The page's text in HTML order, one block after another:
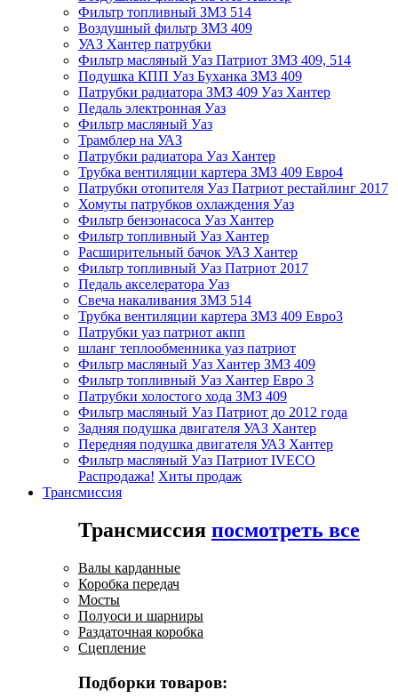
Фильтр топливный ЗМЗ 514
Воздушный фильтр ЗМЗ 409
УАЗ Хантер патрубки
Фильтр масляный Уаз Патриот ЗМЗ 409, 514
Подушка КПП Уаз Буханка ЗМЗ 409
Патрубки радиатора ЗМЗ 409 Уаз Хантер
Педаль электронная Уаз
Фильтр масляный Уаз
Трамблер на УАЗ
Патрубки радиатора Уаз Хантер
Трубка вентиляции картера ЗМЗ 409 Евро4
Патрубки отопителя Уаз Патриот рестайлинг 2017
Хомуты патрубков охлаждения Уаз
Фильтр бензонасоса Уаз Хантер
Фильтр топливный Уаз Хантер
Расширительный бачок УАЗ Хантер
Фильтр топливный Уаз Патриот 2017
Педаль акселератора Уаз
Свеча накаливания ЗМЗ 514
Трубка вентиляции картера ЗМЗ 409 Евро3
Патрубки уаз патриот акпп
шланг теплообменника уаз патриот
Фильтр масляный Уаз Хантер ЗМЗ 409
Фильтр топливный Уаз Хантер Евро 3
Патрубки холостого хода ЗМЗ 409
Фильтр масляный Уаз Патриот до 2012 года
Задняя подушка двигателя УАЗ Хантер
Передняя подушка двигателя УАЗ Хантер
Фильтр масляный Уаз Патриот IVECO
Распродажа! Хиты продаж
Трансмиссия
Трансмиссия посмотреть все
Валы карданные
Коробка передач
Мосты
Полуоси и шарниры
Раздаточная коробка
Сцепление
Подборки товаров: